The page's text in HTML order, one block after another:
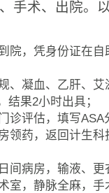
手术、出院。
院，凭身份证在自
、凝血、乙肝、艾
结果2小时出具；
诊评估，填写ASA
领药，返回计生科
间病房，输液、更
室，静脉全麻，手